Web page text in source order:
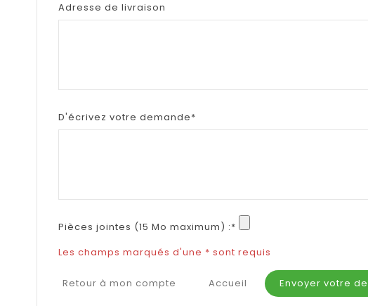
Adresse de livraison
D'écrivez votre demande*
Pièces jointes (15 Mo maximum) :*
Les champs marqués d'une * sont requis
Retour à mon compte Accueil Envoyer votre